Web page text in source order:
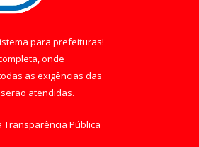
para prefeituras!
onde
as exigências das
serão atendidas.
Transparência Pública